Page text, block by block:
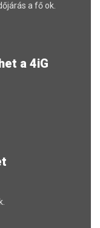
a fő ok.
a 4iG